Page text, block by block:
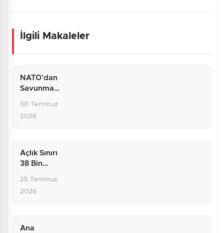
İlgili Makaleler
NATO'dan
Savunma
Dış Politika
30 Temmuz
2026
Açlık Sınırı
38 Bin
Rakamların
25 Temmuz
2026
Ana